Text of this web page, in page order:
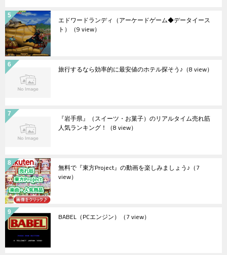
エドワードランディ（アーケードゲーム◆データイース
ト） （9 view）
旅行するなら効率的に最安値のホテル探そう♪ （8 view）
『岩手県』（スイーツ・お菓子）のリアルタイム売れ筋
人気ランキング！ （8 view）
無料で『東方Project』の動画を楽しみましょう♪ （7
view）
BABEL（PCエンジン） （7 view）